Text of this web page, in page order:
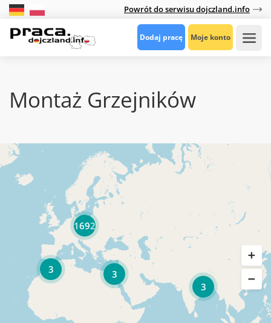
Powrót do serwisu dojczland.info
Dodaj pracę Moje konto
Montaż Grzejników
3
3
3
1692